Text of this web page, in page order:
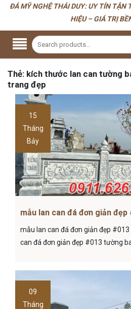
ĐÁ MỸ NGHỆ THÁI DUY: UY TÍN TẬN
HIỆU – GIÁ TRỊ
Thẻ: kích thước lan can tường
trang đẹp
15
Tháng
Bảy
mẫu lan can đá đơn giản
mẫu lan can đá đơn giản đẹp
can đá đơn giản đẹp #013 tường
09
Tháng